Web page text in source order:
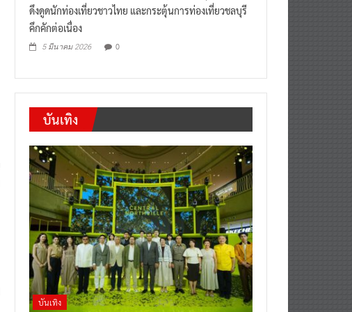
ดึงดูดนักท่องเที่ยวชาวไทย และกระตุ้นการท่องเที่ยวชลบุรี
คึกคักต่อเนื่อง
5 มีนาคม 2026 0
บันเทิง
บันเทิง